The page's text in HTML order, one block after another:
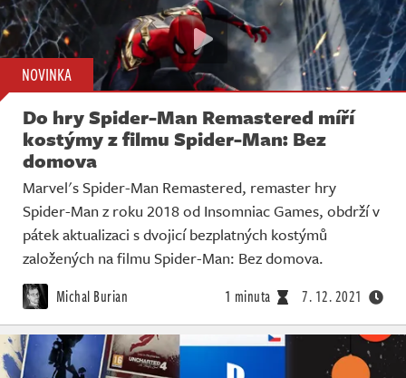
NOVINKA
Do hry Spider-Man Remastered míří
kostýmy z filmu Spider-Man: Bez
domova
Marvel's Spider-Man Remastered, remaster hry
Spider-Man z roku 2018 od Insomniac Games, obdrží v
pátek aktualizaci s dvojicí bezplatných kostýmů
založených na filmu Spider-Man: Bez domova.
Michal Burian 1 minuta 7. 12. 2021